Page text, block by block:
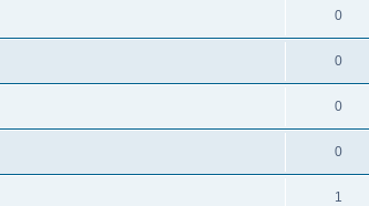
0
0
0
0
1